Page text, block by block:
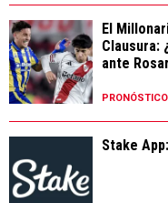
El
Clausura:
ante
Stake